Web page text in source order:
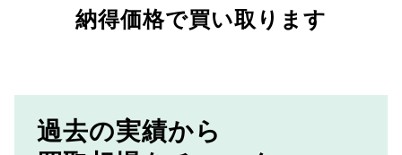
納得価格で買い取ります
過去の実績から